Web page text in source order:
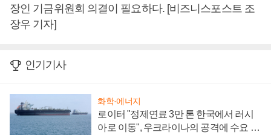
장인 기금위원회 의결이 필요하다. [비즈니스포스트 조
장우 기자]
인기기사
화학·에너지
로이터 "정제연료 3만 톤 한국에서 러시
아로 이동", 우크라이나의 공격에 수요 늘